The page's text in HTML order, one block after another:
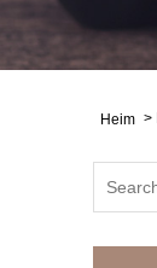
Heim >